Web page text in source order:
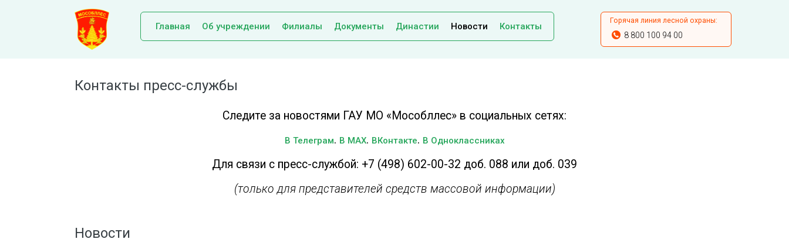
Главная Об учреждении Филиалы Документы Династии Новости Контакты
Горячая линия лесной охраны:
8 800 100 94 00
Контакты пресс-службы
Следите за новостями ГАУ МО «Мособллес» в социальных сетях:
В Телеграм. В MAX. ВКонтакте. В Одноклассниках
Для связи с пресс-службой: +7 (498) 602-00-32 доб. 088 или доб. 039
(только для представителей средств массовой информации)
Новости